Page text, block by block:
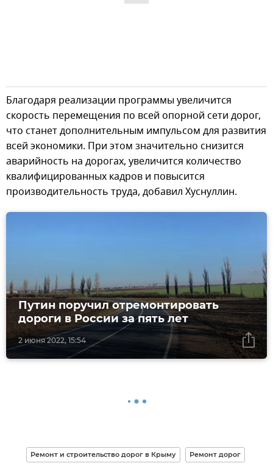
Благодаря реализации программы увеличится
скорость перемещения по всей опорной сети дорог,
что станет дополнительным импульсом для развития
всей экономики. При этом значительно снизится
аварийность на дорогах, увеличится количество
квалифицированных кадров и повысится
производительность труда, добавил Хуснуллин.
2 июня 2022, 15:54
Путин поручил отремонтировать
дороги в России за пять лет
Ремонт и строительство дорог в Крыму Ремонт дорог